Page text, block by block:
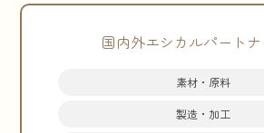
国内外エシカルパート
素材・原料
製造・加工